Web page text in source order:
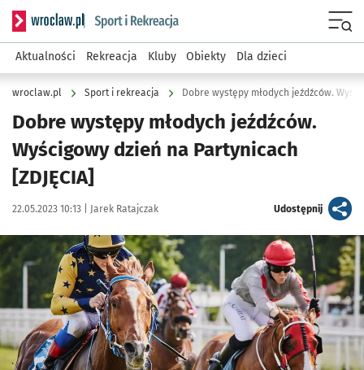
Serwis informacyjny wroclaw.pl podserwis: Sport i rekreacja
Aktualności Rekreacja Kluby Obiekty Dla dzieci
wroclaw.pl Sport i rekreacja Dobre występy młodych jeźdźców.
Dobre występy młodych jeźdźców.
Wyścigowy dzień na Partynicach
[ZDJĘCIA]
Data publikacji:
22.05.2023 10:13 | Autor:
Jarek Ratajczak Udostępnijartykuł
Kliknij, aby zobaczyć galerię